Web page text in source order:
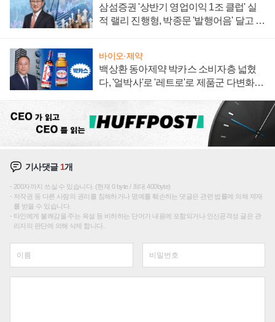
삼섬증권 '상반기 영업이익 1조 클럽' 실
적 랠리 진행형, 박종문 '발행어음' 달고 연
바이오·제약
백상환 동아제약 박카스 소비자층 넓혔
다, '얼박사'로 '레트로'로 제품군 다변화
기사댓글 1개
200자까지 쓰실 수 있습니다. (현재 0 byte / 최대 400byte)
저작권 등 다른 사람의 권리를 침해하거나 명예를 훼손하는 댓글은 관련 법률에 의해 제재
를 받을 수 있습니다.
타인에게 불쾌감을 주는 욕설 등 비하하는 단어가 내용에 포함되거나 인신공격성 글은 관
리자의 판단에 의해 삭제 합니다.